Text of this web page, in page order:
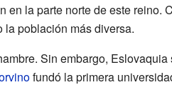
en la parte norte de este reino.
la población más diversa.
Sin embargo, Eslovaquia
fundó la primera